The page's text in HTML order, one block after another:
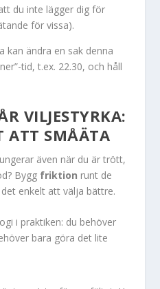
du inte lägger dig för
för vissa).
kan ändra en sak denna
tid, t.ex. 22.30, och håll
VILJESTYRKA:
ATT SMÅÄTA
även när du är trött,
Bygg friktion runt de
enkelt att välja bättre.
i praktiken: du behöver
bara göra det lite